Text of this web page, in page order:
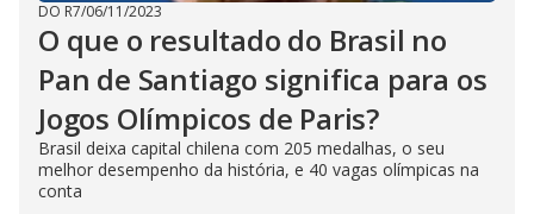
DO R7/06/11/2023
O que o resultado do Brasil no
Pan de Santiago significa para os
Jogos Olímpicos de Paris?
Brasil deixa capital chilena com 205 medalhas, o seu
melhor desempenho da história, e 40 vagas olímpicas na
conta